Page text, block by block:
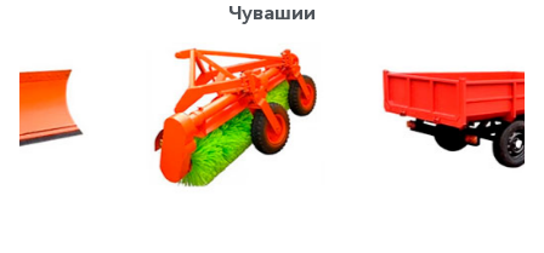
Чувашии